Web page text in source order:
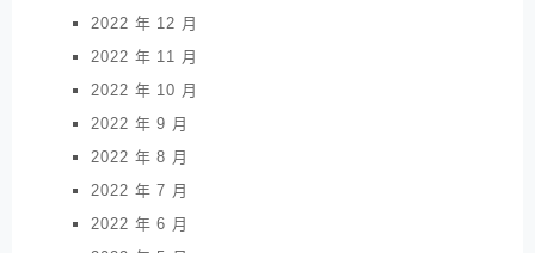
2022 年 12 月
2022 年 11 月
2022 年 10 月
2022 年 9 月
2022 年 8 月
2022 年 7 月
2022 年 6 月